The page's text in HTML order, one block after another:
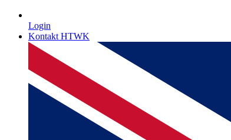
Login
Kontakt HTWK